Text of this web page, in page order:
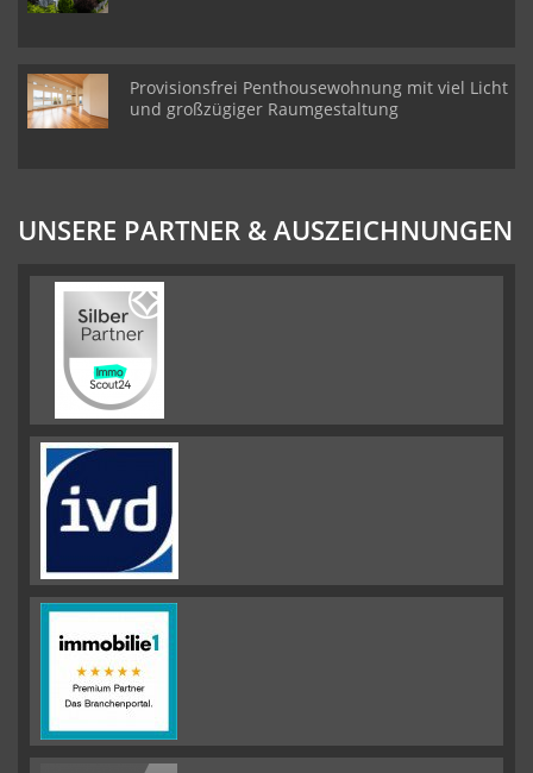
Provisionsfrei Penthousewohnung mit viel Licht
und großzügiger Raumgestaltung
UNSERE PARTNER & AUSZEICHNUNGEN